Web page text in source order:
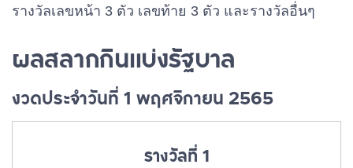
รางวัลเลขหน้า 3 ตัว เลขท้าย 3 ตัว และรางวัลอื่นๆ
ผลสลากกินแบ่งรัฐบาล
งวดประจำวันที่ 1 พฤศจิกายน 2565
รางวัลที่ 1